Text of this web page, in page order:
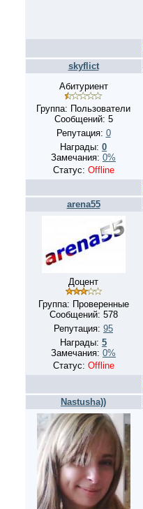
skyflict
Абитуриент
Группа: Пользователи
Сообщений: 5
Репутация: 0
Награды: 0
Замечания: 0%
Статус: Offline
arena55
Доцент
Группа: Проверенные
Сообщений: 578
Репутация: 95
Награды: 5
Замечания: 0%
Статус: Offline
Nastusha))